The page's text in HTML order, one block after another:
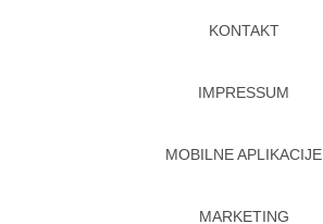
KONTAKT
IMPRESSUM
MOBILNE APLIKACIJE
MARKETING